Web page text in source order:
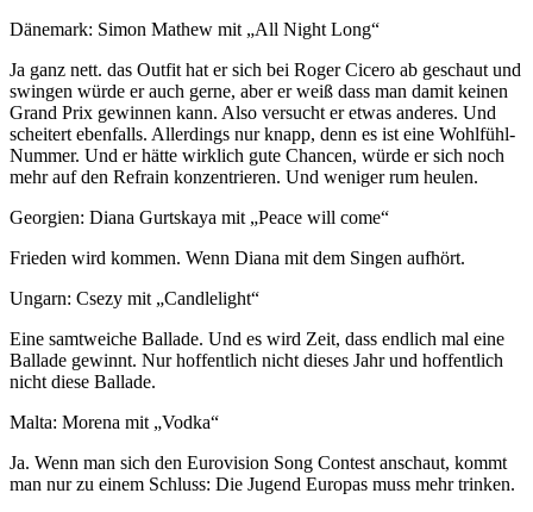
Dänemark: Simon Mathew mit „All Night Long“
Ja ganz nett. das Outfit hat er sich bei Roger Cicero ab geschaut und
swingen würde er auch gerne, aber er weiß dass man damit keinen
Grand Prix gewinnen kann. Also versucht er etwas anderes. Und
scheitert ebenfalls. Allerdings nur knapp, denn es ist eine Wohlfühl-
Nummer. Und er hätte wirklich gute Chancen, würde er sich noch
mehr auf den Refrain konzentrieren. Und weniger rum heulen.
Georgien: Diana Gurtskaya mit „Peace will come“
Frieden wird kommen. Wenn Diana mit dem Singen aufhört.
Ungarn: Csezy mit „Candlelight“
Eine samtweiche Ballade. Und es wird Zeit, dass endlich mal eine
Ballade gewinnt. Nur hoffentlich nicht dieses Jahr und hoffentlich
nicht diese Ballade.
Malta: Morena mit „Vodka“
Ja. Wenn man sich den Eurovision Song Contest anschaut, kommt
man nur zu einem Schluss: Die Jugend Europas muss mehr trinken.